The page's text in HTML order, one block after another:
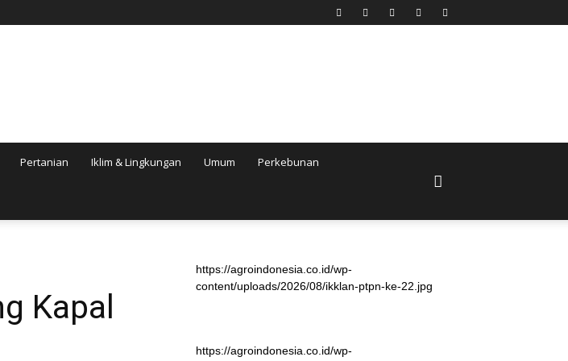
Pertanian Iklim & Lingkungan Umum Perkebunan
Kapal
https://agroindonesia.co.id/wp-
content/uploads/2026/08/ikklan-ptpn-ke-22.jpg
https://agroindonesia.co.id/wp-